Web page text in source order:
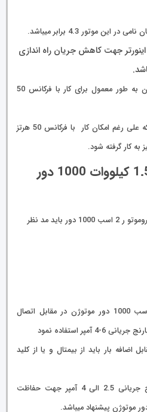
موتور 4.3 برابر میباشد.
اینورتر جهت کاهش جریان راه اندازی
الکترو موتورهای صنعتی موتوزن به طور معمول برای کار با فرکانس 50
این موتور طوری طراحی شده که علی رغم امکان کار با فرکانس 50 هرتز
حفاظت الکتروموتور 1.5 کیلووات 1000 دور
حداقل حفاظت هایی که برای الکتروموتو ر 2 اسب 1000 دور باید مد نظر
جهت حفاظت الکتروموتور 2 اسب 1000 دور موتوژن در مقابل اتصال
استفاده نمود
اضافه بار باید از بیمتال و یا از کلید
استفاده از کلید MPCB با رنج جریانی 2.5 الی 4 آمپر جهت حفاظت